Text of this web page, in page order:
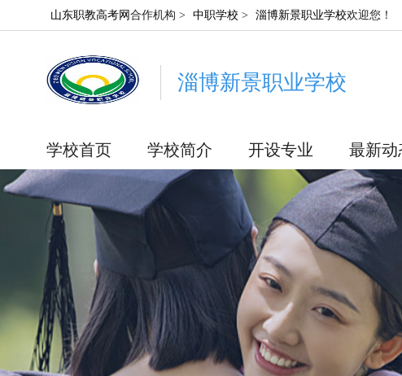
山东职教高考网 合作机构 > 中职学校 > 淄博新景职业学校欢迎您！
淄博新景职业学校
学校首页 学校简介 开设专业 最新动